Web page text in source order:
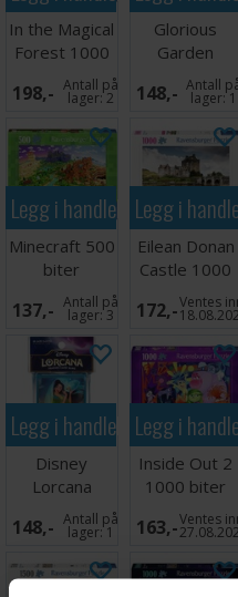
In the Magical
Forest 1000
biter
198,- Antall på
lager:2
Glorious
Garden
Centre 500
biter
148,- Antall
lager:1
Legg i handlekurven
Minecraft 500
biter
Puslespill
137,- Antall på
lager:3
Legg i
Eilean Donan
Castle 1000
biter
172,-Ventes
Legg i handlekurven
Disney
Lorcana
Sleeves Mulan
148,- Antall på
lager:1
Legg i
Inside Out 2
1000 biter
Puslespill
163,-Ventes